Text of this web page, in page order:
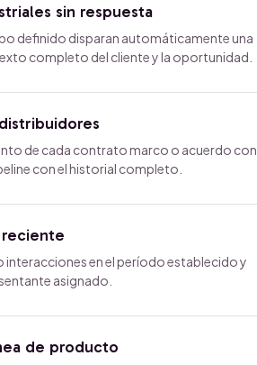
sin respuesta
definido disparan automáticamente una
completo del cliente y la oportunidad.
de cada contrato marco o acuerdo con
con el historial completo.
interacciones en el período establecido y
asignado.
de producto